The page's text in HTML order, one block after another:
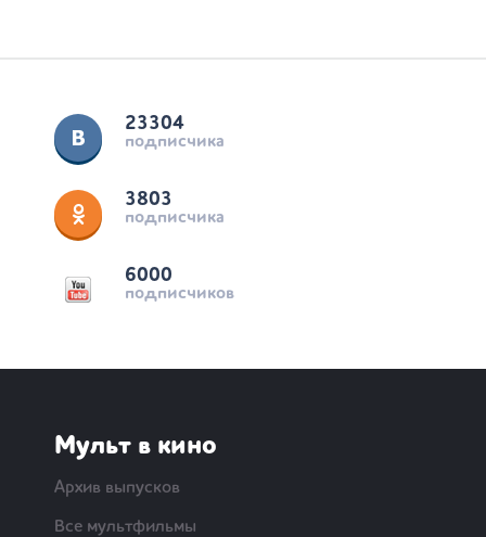
23304
подписчика
3803
подписчика
6000
подписчиков
Мульт в кино
Архив выпусков
Все мультфильмы